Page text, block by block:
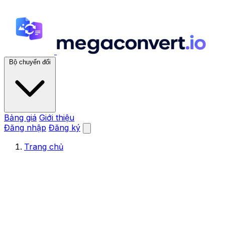
Bộ chuyển đổi
Bảng giá Giới thiệu
Đăng nhập Đăng ký
Trang chủ